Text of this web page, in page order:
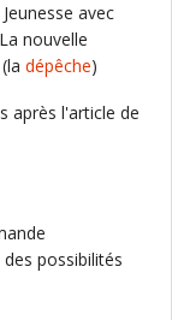
avec
nouvelle
dépêche)
après l'article de
possibilités